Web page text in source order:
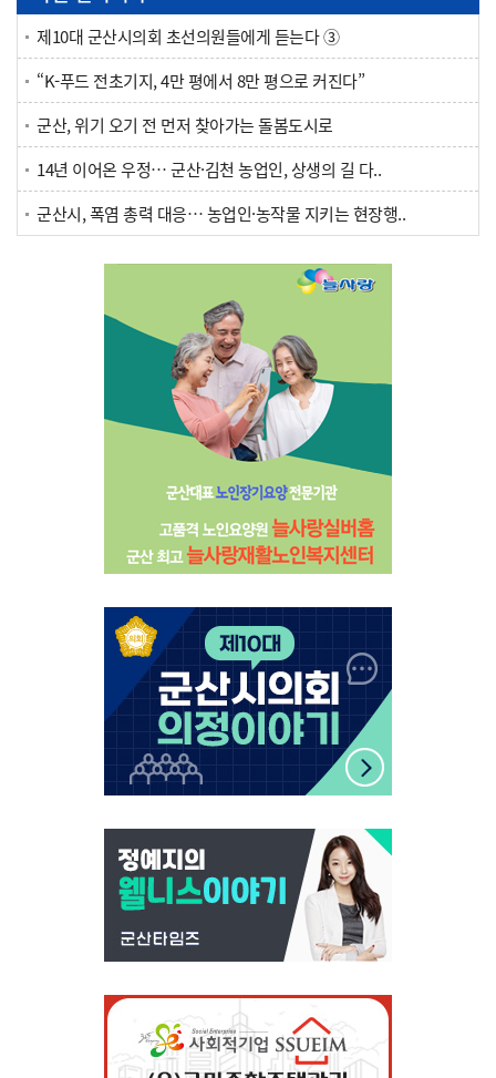
제10대 군산시의회 초선의원들에게 듣는다 ③
“K-푸드 전초기지, 4만 평에서 8만 평으로 커진다”
군산, 위기 오기 전 먼저 찾아가는 돌봄도시로
14년 이어온 우정… 군산·김천 농업인, 상생의 길 다..
군산시, 폭염 총력 대응… 농업인·농작물 지키는 현장행..